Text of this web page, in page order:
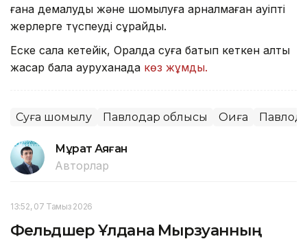
ғана демалуды және шомылуға арналмаған қауіпті
жерлерге түспеуді сұрайды.
Еске сала кетейік, Оралда суға батып кеткен алты
жасар бала ауруханада көз жұмды.
Суға шомылу Павлодар облысы Оқиға
Мұрат Аяған
Авторлар
13:52, 07 Тамыз 2026
Фельдшер Ұлдана Мырзуанның